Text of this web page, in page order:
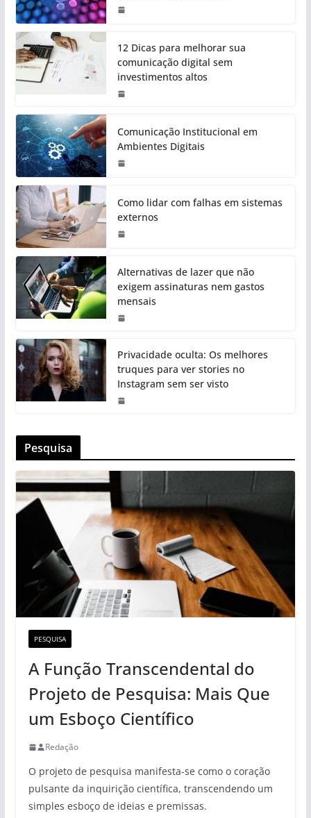
12 Dicas para melhorar sua
comunicação digital sem
investimentos altos
Comunicação Institucional em
Ambientes Digitais
Como lidar com falhas em sistemas
externos
Alternativas de lazer que não
exigem assinaturas nem gastos
mensais
Privacidade oculta: Os melhores
truques para ver stories no
Instagram sem ser visto
Pesquisa
PESQUISA
A Função Transcendental do
Projeto de Pesquisa: Mais Que
um Esboço Científico
Redação
O projeto de pesquisa manifesta-se como o coração
pulsante da inquirição científica, transcendendo um
simples esboço de ideias e premissas.